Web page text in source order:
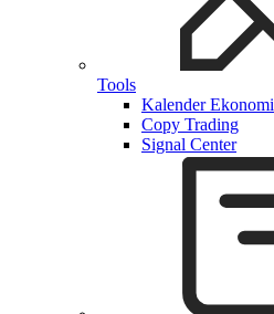
Tools
Kalender Ekonomi
Copy Trading
Signal Center